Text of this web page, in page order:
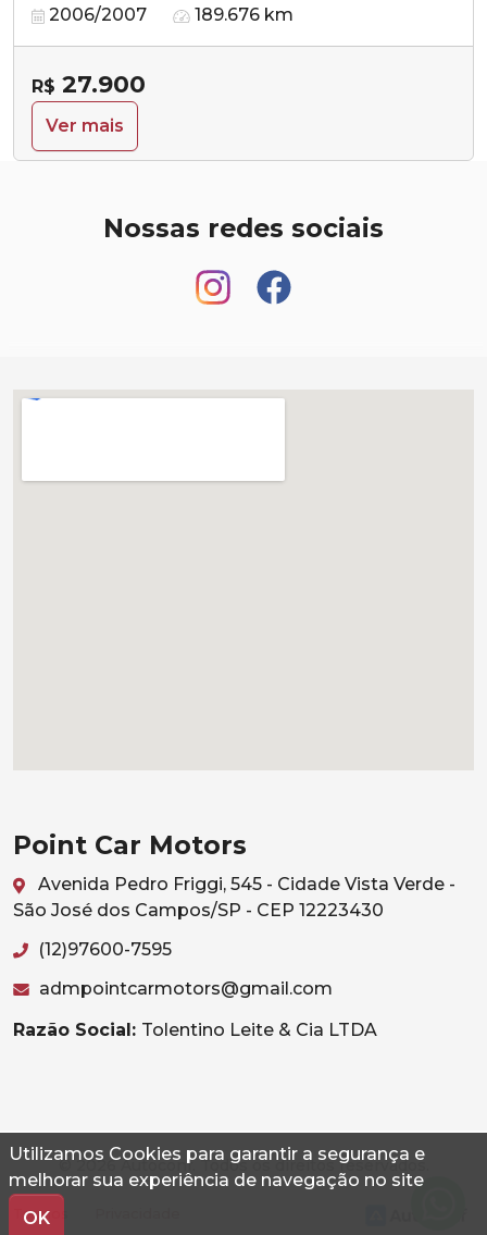
Utilizamos Cookies para garantir a segurança e
melhorar sua experiência de navegação no site
OK
2006/2007 189.676 km
R$ 27.900
Ver mais
Nossas redes sociais
Point Car Motors
Avenida Pedro Friggi, 545 - Cidade Vista Verde -
São José dos Campos/SP - CEP 12223430
(12)97600-7595
admpointcarmotors@gmail.com
Razão Social: Tolentino Leite & Cia LTDA
© 2026 Autoconf. Todos os direitos reservados.
Termos